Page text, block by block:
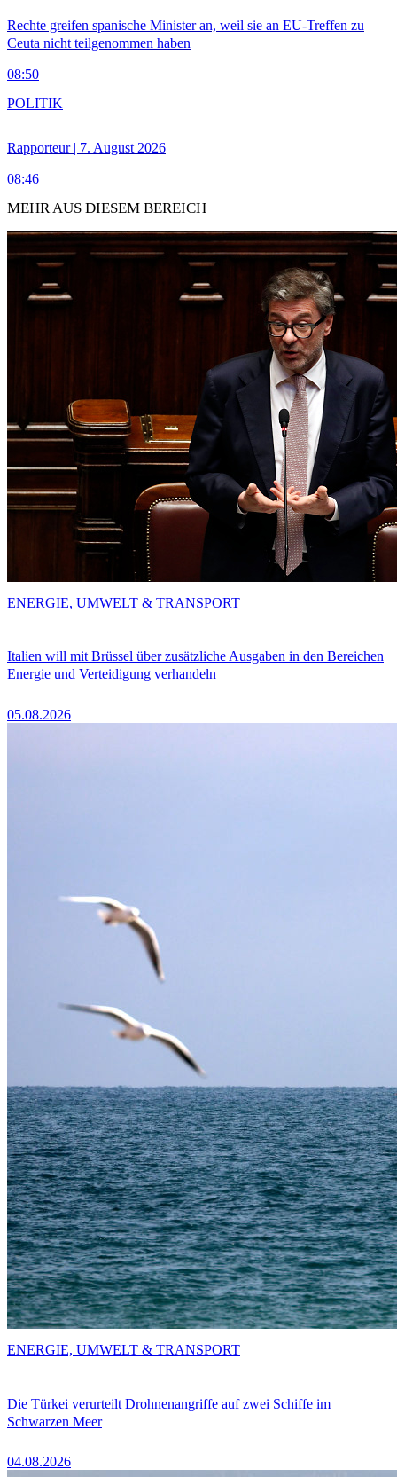
Rechte greifen spanische Minister an, weil sie an EU-Treffen zu
Ceuta nicht teilgenommen haben
08:50
Rapporteur | 7. August 2026
08:46
POLITIK
MEHR AUS DIESEM BEREICH
Italien will mit Brüssel über zusätzliche Ausgaben in den Bereichen
Energie und Verteidigung verhandeln
05.08.2026
ENERGIE, UMWELT & TRANSPORT
Die Türkei verurteilt Drohnenangriffe auf zwei Schiffe im
Schwarzen Meer
04.08.2026
ENERGIE, UMWELT & TRANSPORT